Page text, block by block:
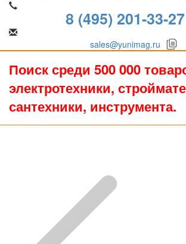
8 (495) 201-33-27
sales@yunimag.ru
Поиск среди 500 000
электротехники,
сантехники, инструмента.